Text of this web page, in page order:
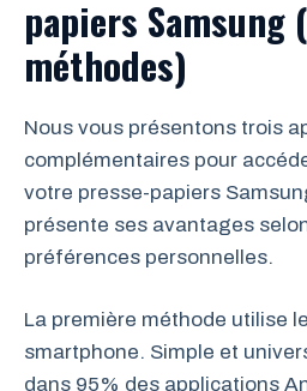
papiers Samsung
méthodes)
Nous vous présentons trois
complémentaires pour
votre presse-papiers
présente ses avantages
préférences personnelles.
La première méthode utilise
smartphone. Simple et
dans 95% des applications